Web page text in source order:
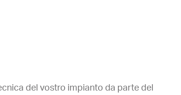
del vostro impianto da parte del